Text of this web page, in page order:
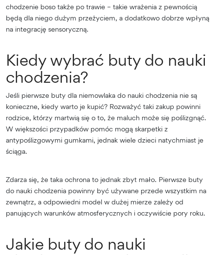
chodzenie boso także po trawie – takie wrażenia z pewnością
będą dla niego dużym przeżyciem, a dodatkowo dobrze wpłyną
na integrację sensoryczną.
Kiedy wybrać buty do nauki
chodzenia?
Jeśli pierwsze buty dla niemowlaka do nauki chodzenia nie są
konieczne, kiedy warto je kupić? Rozważyć taki zakup powinni
rodzice, którzy martwią się o to, że maluch może się poślizgnąć.
W większości przypadków pomóc mogą skarpetki z
antypoślizgowymi gumkami, jednak wiele dzieci natychmiast je
ściąga.
Zdarza się, że taka ochrona to jednak zbyt mało. Pierwsze buty
do nauki chodzenia powinny być używane przede wszystkim na
zewnątrz, a odpowiedni model w dużej mierze zależy od
panujących warunków atmosferycznych i oczywiście pory roku.
Jakie buty do nauki